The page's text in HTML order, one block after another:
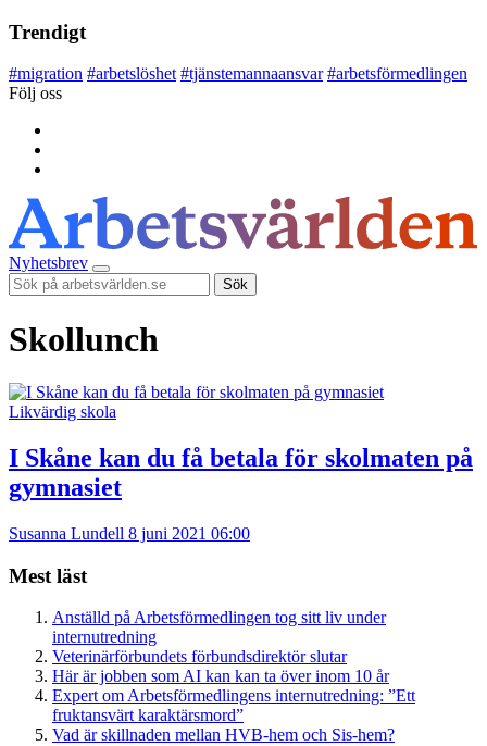
Trendigt
#migration #arbetslöshet #tjänstemannaansvar #arbetsförmedlingen
Följ oss
Nyhetsbrev
Sök
Skollunch
Likvärdig skola
I Skåne kan du få betala för skolmaten på
gymnasiet
Susanna Lundell 8 juni 2021 06:00
Mest läst
Anställd på Arbetsförmedlingen tog sitt liv under
internutredning
Veterinärförbundets förbundsdirektör slutar
Här är jobben som AI kan kan ta över inom 10 år
Expert om Arbetsförmedlingens internutredning: ”Ett
fruktansvärt karaktärsmord”
Vad är skillnaden mellan HVB-hem och Sis-hem?